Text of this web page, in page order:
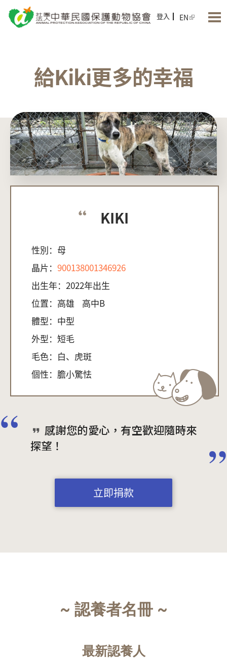
登入 EN
給Kiki更多的幸福
KIKI
性別： 母
晶片： 900138001346926
出生年： 2022年出生
位置： 高雄
高中B
體型： 中型
外型： 短毛
毛色： 白、虎斑
個性： 膽小驚怯
感謝您的愛心，有空歡迎隨時來
探望！
立即捐款
~ 認養者名冊 ~
最新認養人